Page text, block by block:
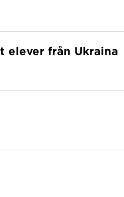
från Ukraina